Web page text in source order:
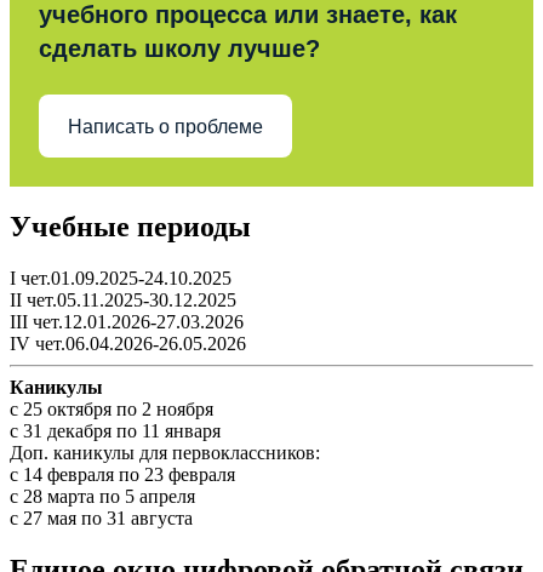
учебного процесса или знаете, как
сделать школу лучше?
Написать о проблеме
Учебные периоды
I чет.01.09.2025-24.10.2025
II чет.05.11.2025-30.12.2025
III чет.12.01.2026-27.03.2026
IV чет.06.04.2026-26.05.2026
Каникулы
c 25 октября по 2 ноября
c 31 декабря по 11 января
Доп. каникулы для первоклассников:
с 14 февраля по 23 февраля
с 28 марта по 5 апреля
с 27 мая по 31 августа